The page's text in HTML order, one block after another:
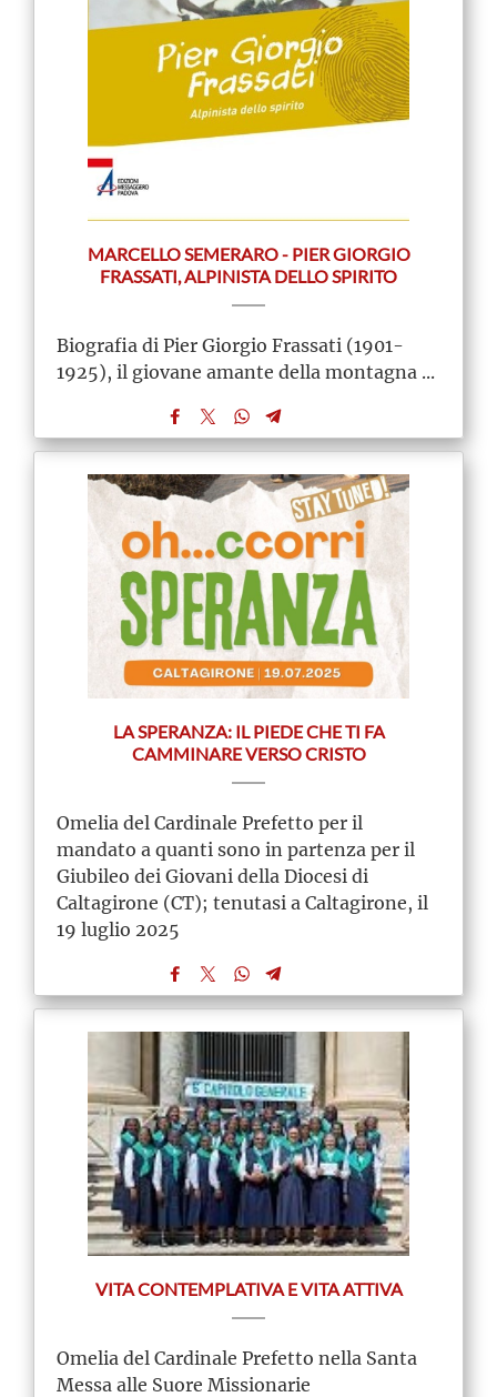
MARCELLO SEMERARO - PIER GIORGIO
FRASSATI, ALPINISTA DELLO SPIRITO
Biografia di Pier Giorgio Frassati (1901-
1925), il giovane amante della montagna ...
LA SPERANZA: IL PIEDE CHE TI FA
CAMMINARE VERSO CRISTO
Omelia del Cardinale Prefetto per il
mandato a quanti sono in partenza per il
Giubileo dei Giovani della Diocesi di
Caltagirone (CT); tenutasi a Caltagirone, il
19 luglio 2025
VITA CONTEMPLATIVA E VITA ATTIVA
Omelia del Cardinale Prefetto nella Santa
Messa alle Suore Missionarie